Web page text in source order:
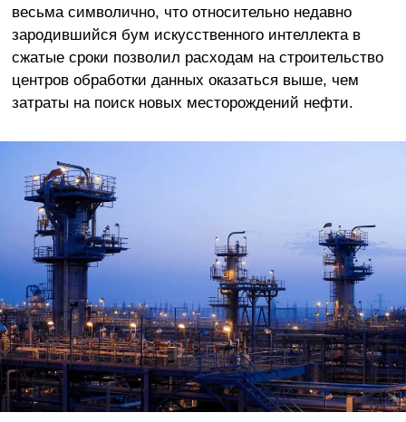
весьма символично, что относительно недавно
зародившийся бум искусственного интеллекта в
сжатые сроки позволил расходам на строительство
центров обработки данных оказаться выше, чем
затраты на поиск новых месторождений нефти.